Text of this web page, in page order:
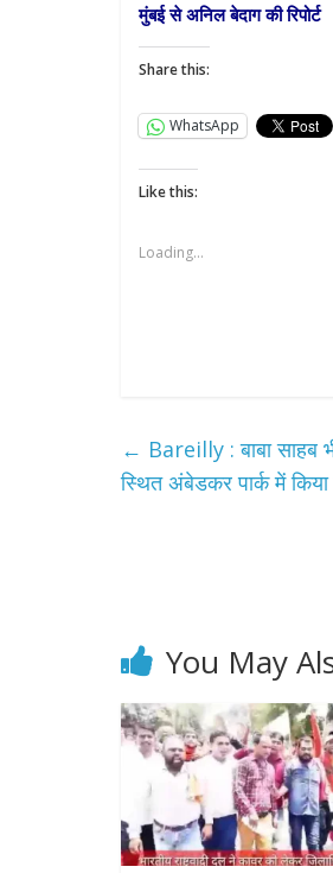
मुंबई से अनिल बेदाग की रिपोर्ट
Share this:
WhatsApp
Like this:
Loading...
← Bareilly : बाबा साहब
स्थित अंबेडकर पार्क में किया
You May